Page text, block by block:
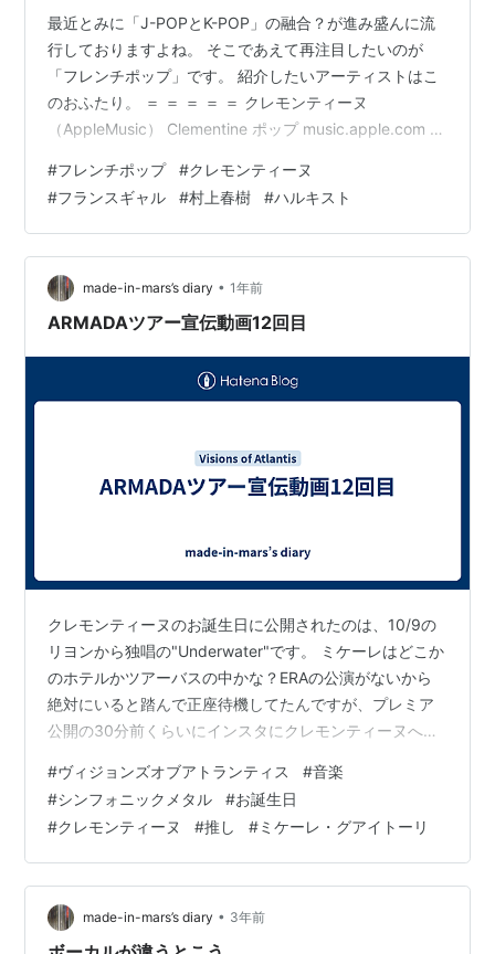
最近とみに「J-POPとK-POP」の融合？が進み盛んに流
行しておりますよね。 そこであえて再注目したいのが
「フレンチポップ」です。 紹介したいアーティストはこ
のおふたり。 ＝ ＝ ＝ ＝ ＝ クレモンティーヌ
（AppleMusic） Clementine ポップ music.apple.com 初
BORD DE LA RIVIERE) CLEMENTINE ポップ ¥255
provided courtesy of iTunes music.apple.co こんな曲を
歌っていたかと思えば、最近ではすっかり大人になって
エッフ…
#フレンチポップ #クレモンティーヌ
#フランスギャル #村上春樹 #ハルキスト
made-in-mars’s diary • 1年前
ARMADAツアー宣伝動画12回目
クレモンティーヌのお誕生日に公開されたのは、10/9の
リヨンから独唱の"Underwater"です。 ミケーレはどこか
のホテルかツアーバスの中かな？ERAの公演がないから
絶対にいると踏んで正座待機してたんですが、プレミア
公開の30分前くらいにインスタにクレモンティーヌへの
降はコメがなくて、落ちてんのかと思ったら案の定、接
続が悪いけどいるよー！というコメが来ました。状態が
よければ長文コメがあっただろうにな～と思うともった
いない。
#ヴィジョンズオブアトランティス #音楽
#シンフォニックメタル #お誕生日
#クレモンティーヌ #推し #ミケーレ・グアイトーリ
made-in-mars’s diary • 3年前